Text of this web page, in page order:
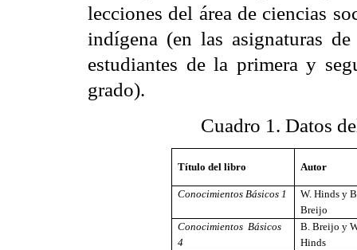
lecciones del área de ciencias
indígena (en las asignaturas
estudiantes de la primera y
grado).
Cuadro 1. Datos
Título del libro Autor
Conocimientos Básicos 1
W. Hinds y
Breijo
Conocimientos Básicos
4
B. Breijo y
Hinds